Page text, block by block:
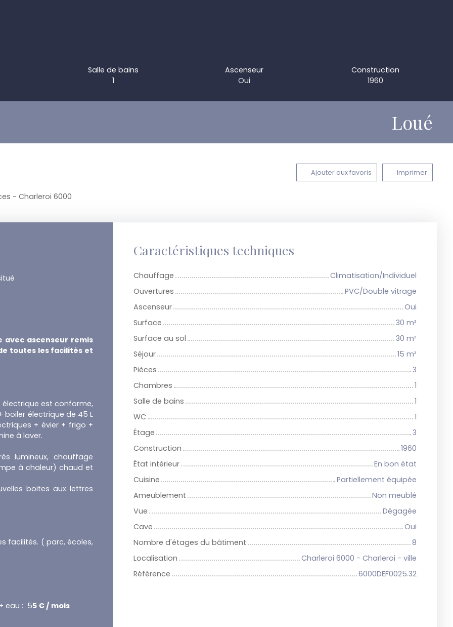
Salle de bains
1
Ascenseur
Oui
Construction
1960
Loué
Ajouter aux favoris Imprimer
- Charleroi 6000
avec ascenseur remis
toutes les facilités et
est conforme,
boiler électrique de 45 L
+ évier + frigo +
à laver.
lumineux, chauffage
à chaleur) chaud et
boites aux lettres
facilités. ( parc, écoles,
eau : 55 € / mois
Caractéristiques techniques
Chauffage
Climatisation/Individuel
Ouvertures
PVC/Double vitrage
Ascenseur
Oui
Surface
30 m²
Surface au sol
30 m²
Séjour
15 m²
Pièces
3
Chambres
1
Salle de bains
1
WC
1
Étage
3
Construction
1960
État intérieur
En bon état
Cuisine
Partiellement équipée
Ameublement
Non meublé
Vue
Dégagée
Cave
Oui
Nombre d'étages du bâtiment
8
Localisation
Charleroi 6000 - Charleroi - ville
Référence
6000DEF0025.32